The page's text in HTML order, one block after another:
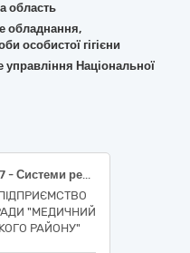
область
обладнання,
особистої гігієни
управління Національної
код ДК 021:2015: - 33120000-7 - Системи реєстрації медичної інформації та дослідне обладнання (швидкі тести, ДК 021:2015:33124110-9 Діагностичні системи)
"МЕДИЧНИЙ
РАЙОНУ"